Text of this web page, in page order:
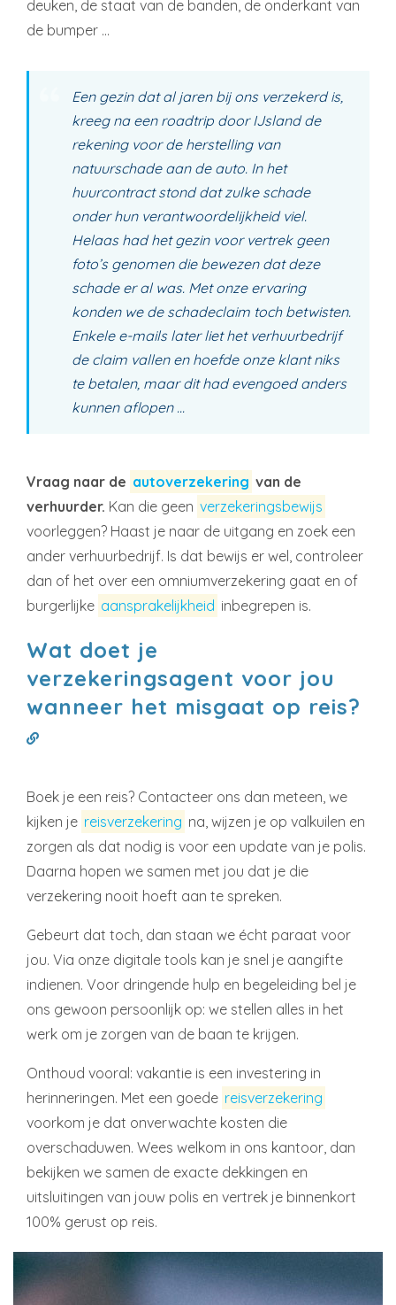
deuken, de staat van de banden, de onderkant van
de bumper …
Een gezin dat al jaren bij ons verzekerd is,
kreeg na een roadtrip door IJsland de
rekening voor de herstelling van
natuurschade aan de auto. In het
huurcontract stond dat zulke schade
onder hun verantwoordelijkheid viel.
Helaas had het gezin voor vertrek geen
foto’s genomen die bewezen dat deze
schade er al was. Met onze ervaring
konden we de schadeclaim toch betwisten.
Enkele e-mails later liet het verhuurbedrijf
de claim vallen en hoefde onze klant niks
te betalen, maar dit had evengoed anders
kunnen aflopen ...
Vraag naar de autoverzekering van de
verhuurder. Kan die geen verzekeringsbewijs
voorleggen? Haast je naar de uitgang en zoek een
ander verhuurbedrijf. Is dat bewijs er wel, controleer
dan of het over een omniumverzekering gaat en of
burgerlijke aansprakelijkheid inbegrepen is.
Wat doet je
verzekeringsagent voor jou
wanneer het misgaat op reis?
Boek je een reis? Contacteer ons dan meteen, we
kijken je reisverzekering na, wijzen je op valkuilen en
zorgen als dat nodig is voor een update van je polis.
Daarna hopen we samen met jou dat je die
verzekering nooit hoeft aan te spreken.
Gebeurt dat toch, dan staan we écht paraat voor
jou. Via onze digitale tools kan je snel je aangifte
indienen. Voor dringende hulp en begeleiding bel je
ons gewoon persoonlijk op: we stellen alles in het
werk om je zorgen van de baan te krijgen.
Onthoud vooral: vakantie is een investering in
herinneringen. Met een goede reisverzekering
voorkom je dat onverwachte kosten die
overschaduwen. Wees welkom in ons kantoor, dan
bekijken we samen de exacte dekkingen en
uitsluitingen van jouw polis en vertrek je binnenkort
100% gerust op reis.